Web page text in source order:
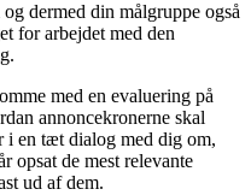
dermed din målgruppe også
for arbejdet med den
med en evaluering på
annoncekronerne skal
i en tæt dialog med dig om,
opsat de mest relevante
ud af dem.